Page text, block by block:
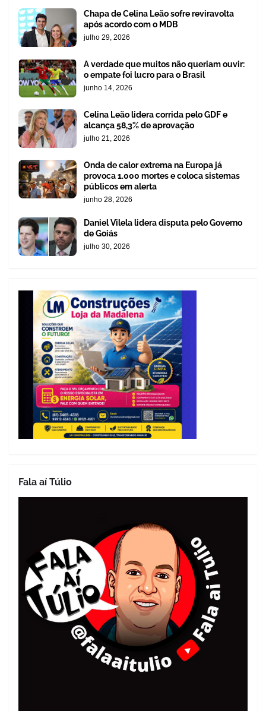
Chapa de Celina Leão sofre reviravolta
após acordo com o MDB
julho 29, 2026
A verdade que muitos não queriam ouvir:
o empate foi lucro para o Brasil
junho 14, 2026
Celina Leão lidera corrida pelo GDF e
alcança 58,3% de aprovação
julho 21, 2026
Onda de calor extrema na Europa já
provoca 1.000 mortes e coloca sistemas
públicos em alerta
junho 28, 2026
Daniel Vilela lidera disputa pelo Governo
de Goiás
julho 30, 2026
Fala aí Túlio